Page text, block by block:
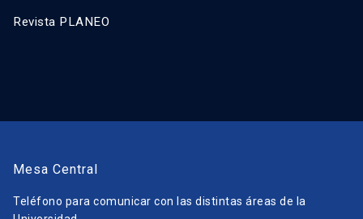
Revista PLANEO
Mesa Central
Teléfono para comunicar con las distintas áreas de la